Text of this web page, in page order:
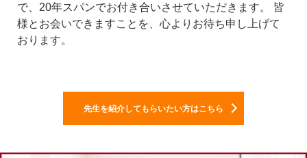
で、20年スパンでお付き合いさせていただきます。
皆
様とお会いできますことを、心よりお待ち申し上げて
おります。
先生を紹介してもらいたい方はこちら